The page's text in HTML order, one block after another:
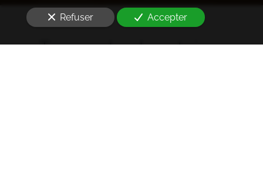
Trouver les locataires
Refuser Accepter